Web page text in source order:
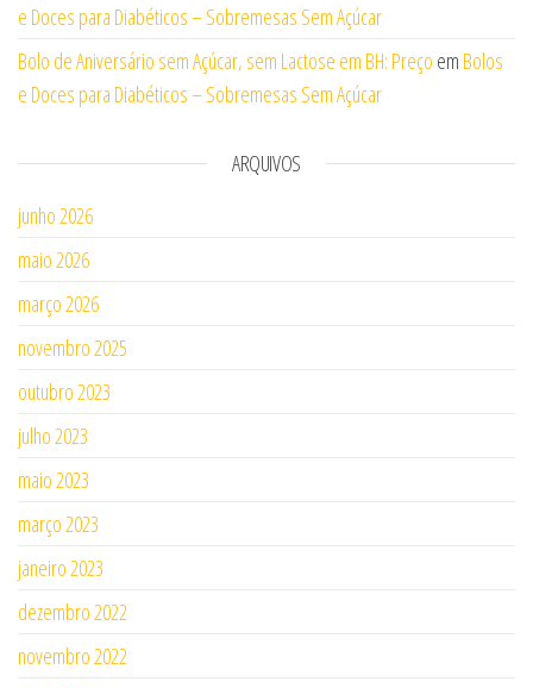
e Doces para Diabéticos – Sobremesas Sem Açúcar
Bolo de Aniversário sem Açúcar, sem Lactose em BH: Preço em Bolos
e Doces para Diabéticos – Sobremesas Sem Açúcar
ARQUIVOS
junho 2026
maio 2026
março 2026
novembro 2025
outubro 2023
julho 2023
maio 2023
março 2023
janeiro 2023
dezembro 2022
novembro 2022